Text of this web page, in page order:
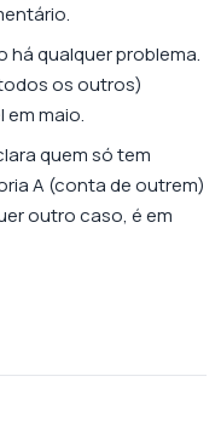
há qualquer problema.
os outros)
maio.
quem só tem
A (conta de outrem)
outro caso, é em